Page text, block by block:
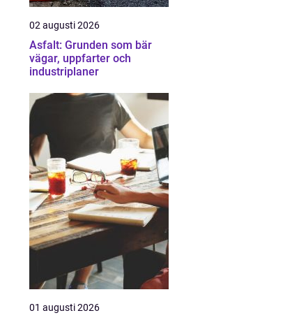
02 augusti 2026
Asfalt: Grunden som bär
vägar, uppfarter och
industriplaner
01 augusti 2026